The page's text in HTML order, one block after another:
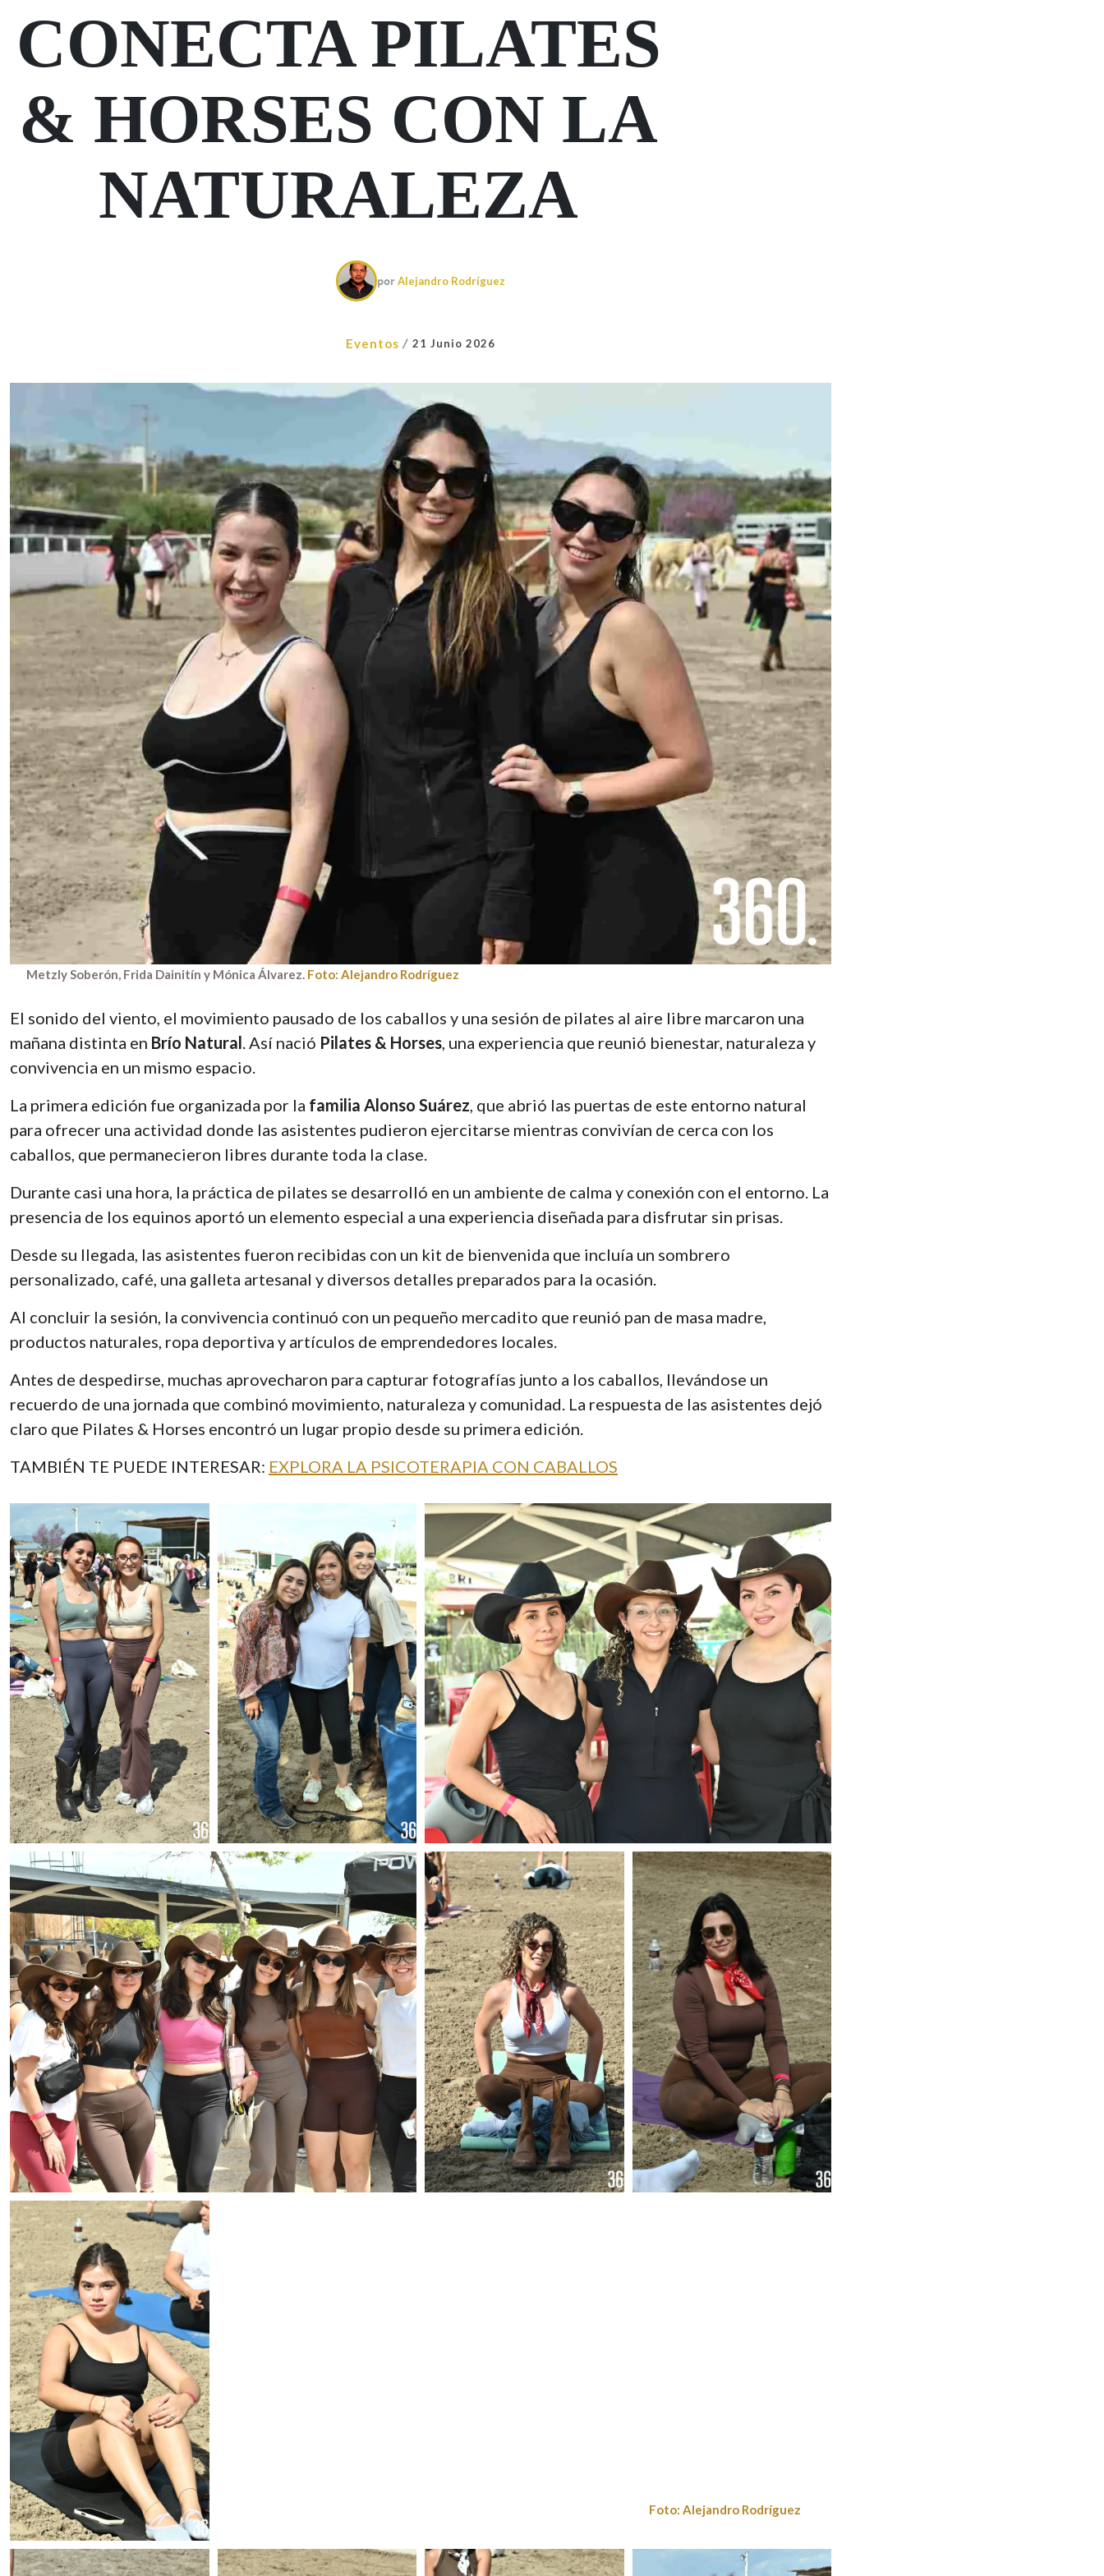
CONECTA PILATES
& HORSES CON LA
NATURALEZA
por Alejandro Rodríguez
Eventos / 21 Junio 2026
Metzly Soberón, Frida Dainitín y Mónica Álvarez. Foto: Alejandro Rodríguez
El sonido del viento, el movimiento pausado de los caballos y una sesión de pilates al aire libre marcaron una
mañana distinta en Brío Natural. Así nació Pilates & Horses, una experiencia que reunió bienestar, naturaleza y
convivencia en un mismo espacio.
La primera edición fue organizada por la familia Alonso Suárez, que abrió las puertas de este entorno natural
para ofrecer una actividad donde las asistentes pudieron ejercitarse mientras convivían de cerca con los
caballos, que permanecieron libres durante toda la clase.
Durante casi una hora, la práctica de pilates se desarrolló en un ambiente de calma y conexión con el entorno. La
presencia de los equinos aportó un elemento especial a una experiencia diseñada para disfrutar sin prisas.
Desde su llegada, las asistentes fueron recibidas con un kit de bienvenida que incluía un sombrero
personalizado, café, una galleta artesanal y diversos detalles preparados para la ocasión.
Al concluir la sesión, la convivencia continuó con un pequeño mercadito que reunió pan de masa madre,
productos naturales, ropa deportiva y artículos de emprendedores locales.
Antes de despedirse, muchas aprovecharon para capturar fotografías junto a los caballos, llevándose un
recuerdo de una jornada que combinó movimiento, naturaleza y comunidad. La respuesta de las asistentes dejó
claro que Pilates & Horses encontró un lugar propio desde su primera edición.
TAMBIÉN TE PUEDE INTERESAR: EXPLORA LA PSICOTERAPIA CON CABALLOS
Foto: Alejandro Rodríguez Foto: Alejandro Rodríguez
Foto: Alejandro Rodríguez Foto: Alejandro Rodríguez Foto: Alejandro Rodríguez
Foto: Alejandro Rodríguez
Foto: Alejandro Rodríguez
Foto: Alejandro Rodríguez